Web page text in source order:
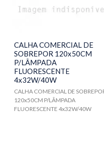
Controle/Sensor
INTERRUPTOR E TOMADA
HIDRÁULICA
MATERIAL ELÉTRICO
MATERIAIS DE CONSTRUÇÃO
CALHA COMERCIAL DE
SOBREPOR 120x50CM
P/LÂMPADA
FLUORESCENTE
4x32W/40W
CALHA COMERCIAL DE
120x50CM P/LÂMPADA
FLUORESCENTE 4x32W/40W